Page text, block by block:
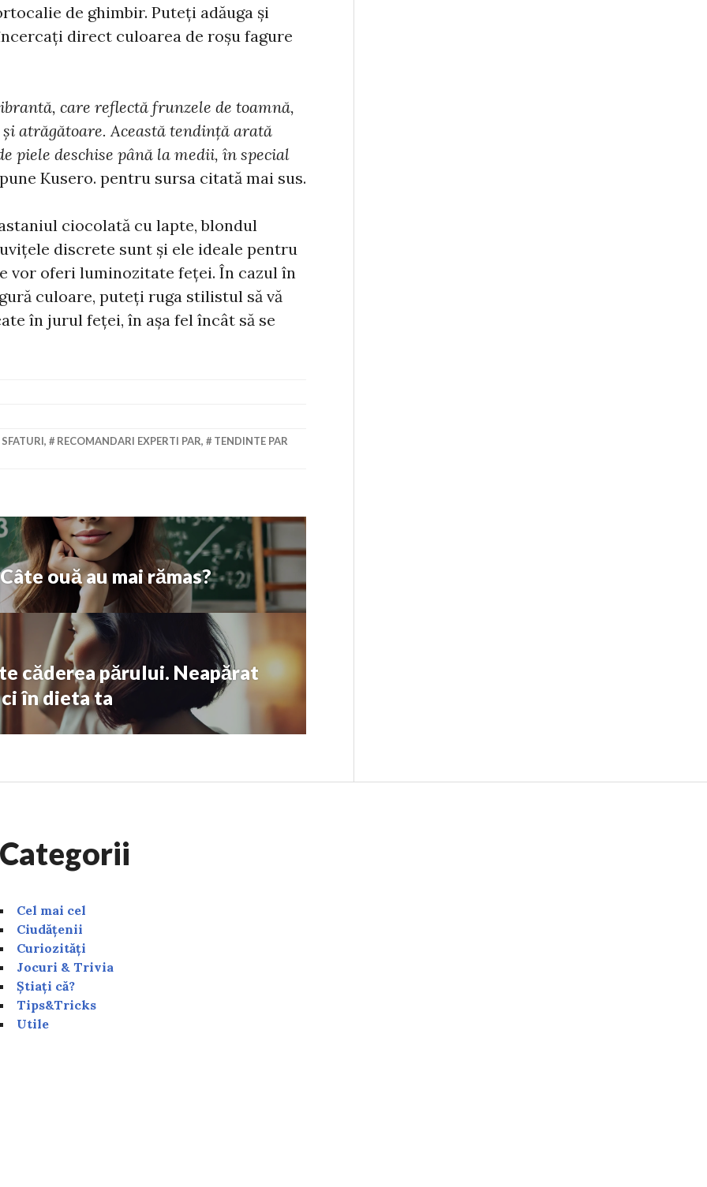
de ghimbir. Puteți adăuga și
direct culoarea de roșu fagure
care reflectă frunzele de toamnă,
atrăgătoare. Această tendință arată
piele deschise până la medii, în special
Kusero. pentru sursa citată mai sus.
ciocolată cu lapte, blondul
discrete sunt și ele ideale pentru
vor oferi luminozitate feței. În cazul în
culoare, puteți ruga stilistul să vă
în jurul feței, în așa fel încât să se
, RECOMANDARI EXPERTI PAR,
TENDINTE PAR
ouă au mai rămas?
căderea părului. Neapărat
în dieta ta
Categorii
Cel mai cel
Ciudățenii
Curiozități
Jocuri & Trivia
Știați că?
Tips&Tricks
Utile